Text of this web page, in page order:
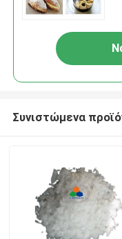
Συνιστώμενα